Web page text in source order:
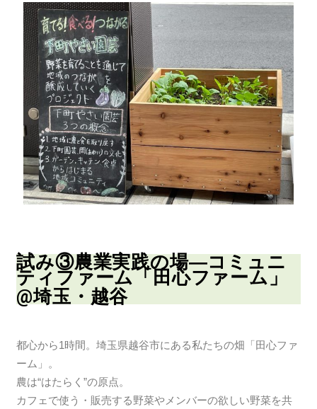
試み③農業実践の場―コミュニ
ティファーム「田心ファーム」
@埼玉・越谷
都心から1時間。埼玉県越谷市にある私たちの畑「田心ファ
ーム」。
農は“はたらく”の原点。
カフェで使う・販売する野菜やメンバーの欲しい野菜を共